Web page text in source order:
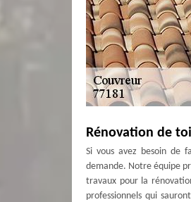
Rénovation de
Si vous avez besoin de
demande. Notre équipe
travaux pour la
professionnels qui